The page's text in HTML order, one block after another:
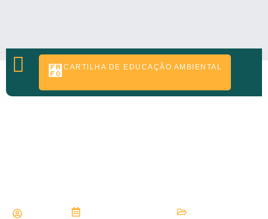
CONTATO
CARTILHA DE EDUCAÇÃO AMBIENTAL